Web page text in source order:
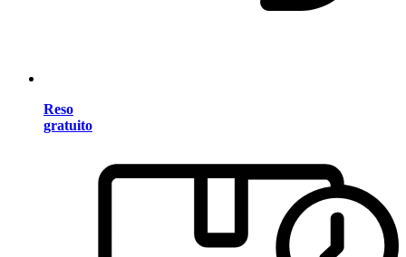
Reso
gratuito